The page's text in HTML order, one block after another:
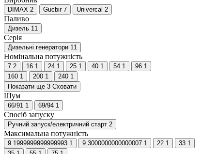
DIMAX 2 Gucbir 7 Univercal 2
Паливо
Дизель 11
Серія
Дизельні генератори 11
Номінальна потужність
7 2 16 1 24 1 25 1 40 1 54 1 96 1
160 1 200 1 240 1
Показати ще 3 Сховати
Шум
66/91 1 69/94 1
Спосіб запуску
Ручний запуск/електричний старт 2
Максимальна потужність
9.1999999999999993 1 9.3000000000000007 1 22 1 33 1